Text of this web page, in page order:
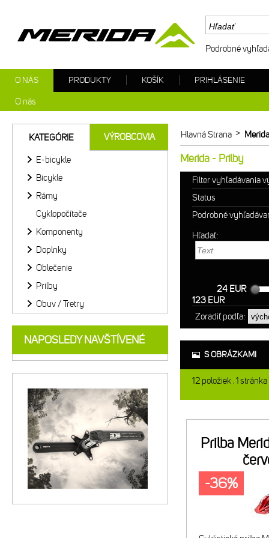
Hlavná Strana >
Merida - Prilby
Filter vyhľadávania
Status
Podrobné
Hľadať:
24 EUR
123 EUR
Zoradiť podľa:
S OBRÁZKAMI
12 položiek 1stránka
Prilba
-36%
KATEGÓRIE VÝROBCOVIA
E-bicykle
Bicykle
Rámy
Cyklopočítače
Komponenty
Doplnky
Oblečenie
Prilby
Obuv / Tretry
NAPOSLEDY NAVŠTÍVENÉ
Podrobné
O NÁS
O nás
PRODUKTY KOŠÍK PRIHLÁSENIE